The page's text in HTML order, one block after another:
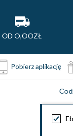
OD O,OOZŁ
Pobierz aplikację